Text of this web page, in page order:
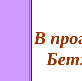
В